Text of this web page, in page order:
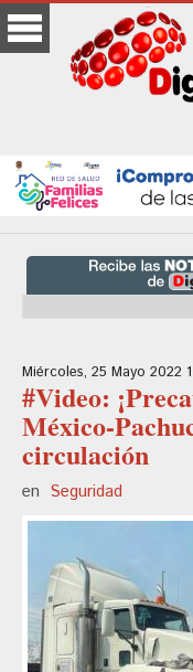
Miércoles, 25 Mayo 2022
#Video:
México-
circulación
en Seguridad